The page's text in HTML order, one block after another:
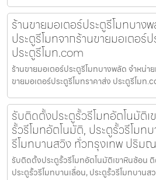
ร้านขายมอเตอร์ประตูรีโมทบาง
ประตูรีโมทจากร้านขายมอเตอร์
ประตูรีโมท.com
ร้านขายมอเตอร์ประตูรีโมทบางพลัด จำหน่า
ขายมอเตอร์ประตูรีโมทราคาส่ง ประตูรีโม
รับติดตั้งประตูรั้วรีโมทอัตโนมัติ
รั้วรีโมทอัตโนมัติ, ประตูรั้วรีโมท
รีโมทบานสวิง ทั่วกรุงเทพ ปริม
รับติดตั้งประตูรั้วรีโมทอัตโนมัติเขาหินซ้อน
ประตูรั้วรีโมทบานเลื่อน, ประตูรั้วรีโมทบานสว